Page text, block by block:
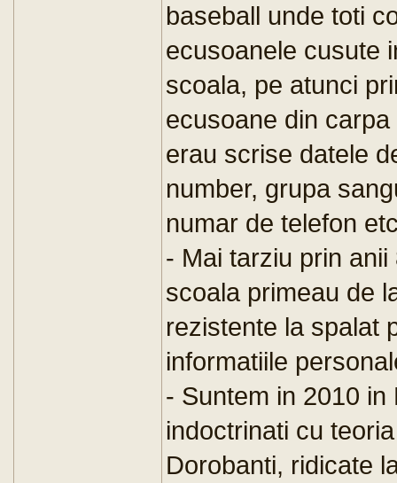
baseball unde toti
ecusoanele cusute
scoala, pe atunci
ecusoane din
erau scrise datele
number, grupa
numar de telefon
- Mai tarziu prin
scoala primeau de
rezistente la spalat
informatiile
- Suntem in 2010
indoctrinati cu
Dorobanti, ridicate